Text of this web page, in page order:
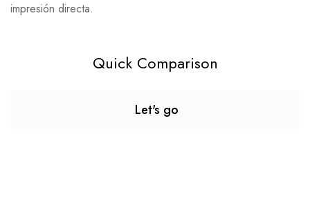
impresión directa.
Quick Comparison
Let's go